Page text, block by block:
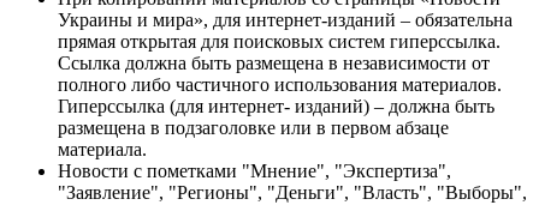
Украины и мира», для интернет-изданий – обязательна
прямая открытая для поисковых систем гиперссылка.
Ссылка должна быть размещена в независимости от
полного либо частичного использования материалов.
Гиперссылка (для интернет- изданий) – должна быть
размещена в подзаголовке или в первом абзаце
материала.
Новости с пометками "Мнение", "Экспертиза",
"Заявление", "Регионы", "Деньги", "Власть", "Выборы",